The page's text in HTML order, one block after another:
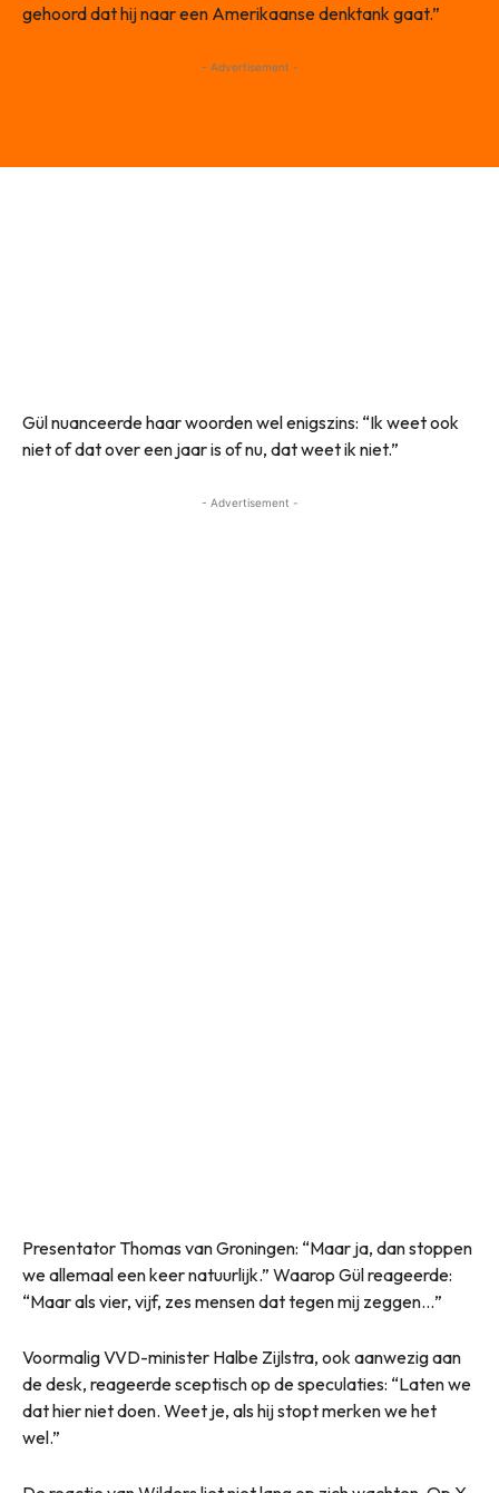
gehoord dat hij naar een Amerikaanse denktank gaat.”
- Advertisement -
Gül nuanceerde haar woorden wel enigszins: “Ik weet ook
niet of dat over een jaar is of nu, dat weet ik niet.”
- Advertisement -
Presentator Thomas van Groningen: “Maar ja, dan stoppen
we allemaal een keer natuurlijk.” Waarop Gül reageerde:
“Maar als vier, vijf, zes mensen dat tegen mij zeggen…”
Voormalig VVD-minister Halbe Zijlstra, ook aanwezig aan
de desk, reageerde sceptisch op de speculaties: “Laten we
dat hier niet doen. Weet je, als hij stopt merken we het
wel.”